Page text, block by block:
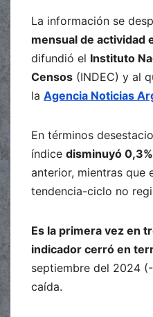
La información se
mensual de actividad
difundió el Instituto
Censos (INDEC) y al
la Agencia Noticias
En términos
índice disminuyó 0,3%
anterior, mientras que
tendencia-ciclo no
Es la primera vez en
indicador cerró en
septiembre del 2024
caída.